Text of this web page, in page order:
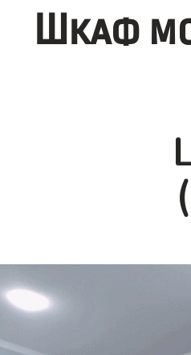
Шкаф